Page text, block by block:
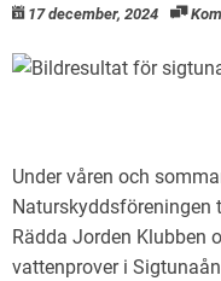
17 december, 2024
Under våren och
Rädda Jorden Klubben
vattenprover i